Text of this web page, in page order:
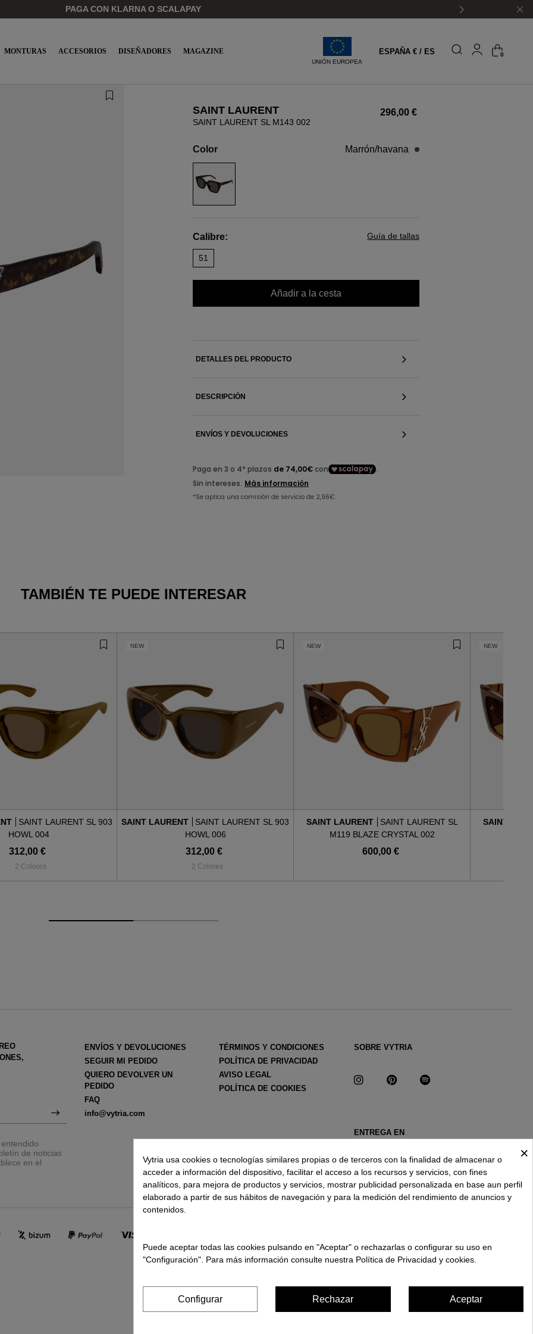
PAGA CON KLARNA O SCALAPAY
MONTURAS ACCESORIOS DISEÑADORES MAGAZINE
UNIÓN EUROPEA
ESPAÑA € / ES 0
SAINT LAURENT
SAINT LAURENT SL M143 002
296,00 €
Color marrón/havana
Calibre: Guía de tallas
51
Añadir a la cesta
DETALLES DEL PRODUCTO
DESCRIPCIÓN
ENVÍOS Y DEVOLUCIONES
TAMBIÉN TE PUEDE INTERESAR
SAINT LAURENT SL 903
HOWL 004
312,00 €
2 Colores
NEW
SAINT LAURENT
SAINT LAURENT SL 903
HOWL 006
312,00 €
2 Colores
NEW
SAINT LAURENT
SAINT LAURENT SL
M119 BLAZE CRYSTAL 002
600,00 €
NEW
SAINT
de noticias
en el
ENVÍOS Y DEVOLUCIONES
SEGUIR MI PEDIDO
QUIERO DEVOLVER UN
PEDIDO
FAQ
info@vytria.com
TÉRMINOS Y CONDICIONES
POLÍTICA DE PRIVACIDAD
AVISO LEGAL
POLÍTICA DE COOKIES
SOBRE VYTRIA
ENTREGA EN
×
Vytria usa cookies o tecnologías similares propias o de terceros con la finalidad de almacenar o
acceder a información del dispositivo, facilitar el acceso a los recursos y servicios, con fines
analíticos, para mejora de productos y servicios, mostrar publicidad personalizada en base aun perfil
elaborado a partir de sus hábitos de navegación y para la medición del rendimiento de anuncios y
contenidos.
Puede aceptar todas las cookies pulsando en "Aceptar" o rechazarlas o configurar su uso en
"Configuración". Para más información consulte nuestra Política de Privacidad y cookies.
Configurar Rechazar Aceptar